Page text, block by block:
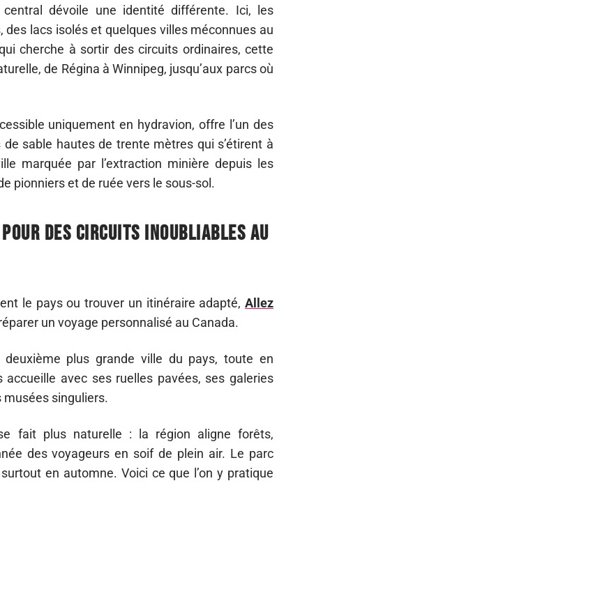
dévoile une identité différente. Ici, les
lacs isolés et quelques villes méconnues au
cherche à sortir des circuits ordinaires, cette
de Régina à Winnipeg, jusqu’aux parcs où
uniquement en hydravion, offre l’un des
sable hautes de trente mètres qui s’étirent à
marquée par l’extraction minière depuis les
pionniers et de ruée vers le sous-sol.
des circuits inoubliables au
le pays ou trouver un itinéraire adapté, Allez
un voyage personnalisé au Canada.
plus grande ville du pays, toute en
avec ses ruelles pavées, ses galeries
singuliers.
fait plus naturelle : la région aligne forêts,
des voyageurs en soif de plein air. Le parc
en automne. Voici ce que l’on y pratique